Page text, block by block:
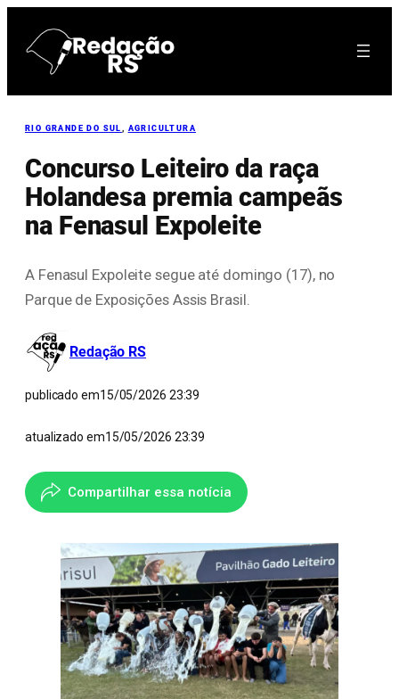
para
RIO GRANDE DO SUL , AGRICULTURA
Concurso Leiteiro da raça
Holandesa premia campeãs
na Fenasul Expoleite
A Fenasul Expoleite segue até domingo (17), no
Parque de Exposições Assis Brasil.
Redação RS
publicado em15/05/2026 23:39
atualizado em15/05/2026 23:39
Compartilhar essa notícia